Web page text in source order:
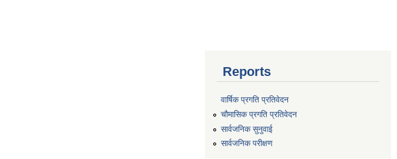
Reports
वार्षिक प्रगति प्रतिवेदन
चौमासिक प्रगति प्रतिवेदन
सार्वजनिक सुनुवाई
सार्वजनिक परीक्षण